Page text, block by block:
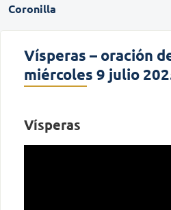
Coronilla
Vísperas – oración
miércoles 9 julio
Vísperas